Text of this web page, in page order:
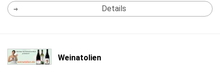
Details
Weinatolien